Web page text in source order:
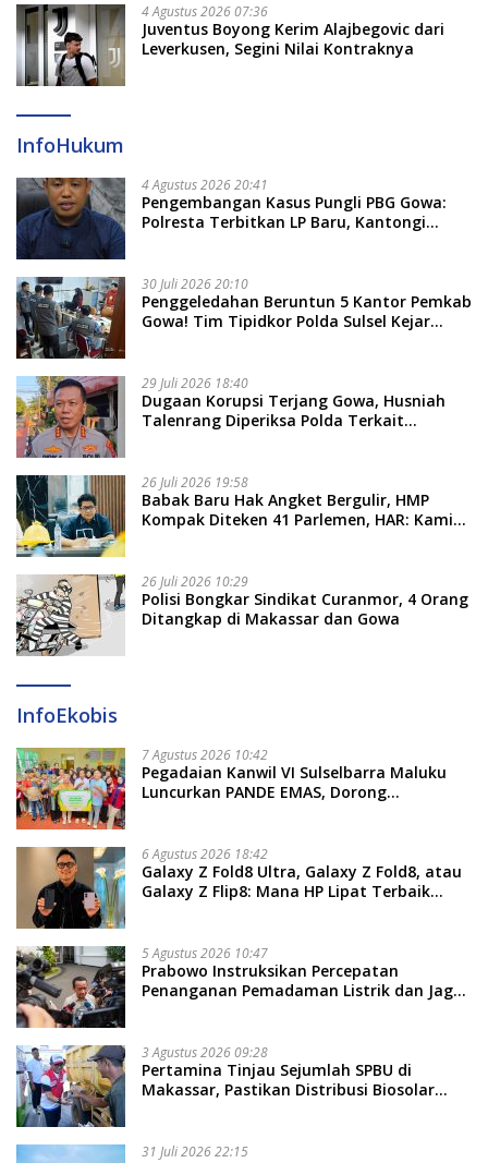
4 Agustus 2026 07:36
Juventus Boyong Kerim Alajbegovic dari
Leverkusen, Segini Nilai Kontraknya
InfoHukum
4 Agustus 2026 20:41
Pengembangan Kasus Pungli PBG Gowa:
Polresta Terbitkan LP Baru, Kantongi
30 Juli 2026 20:10
Penggeledahan Beruntun 5 Kantor Pemkab
Gowa! Tim Tipidkor Polda Sulsel Kejar
29 Juli 2026 18:40
Dugaan Korupsi Terjang Gowa, Husniah
Talenrang Diperiksa Polda Terkait
26 Juli 2026 19:58
​Babak Baru Hak Angket Bergulir, HMP
Kompak Diteken 41 Parlemen, HAR: Kami
26 Juli 2026 10:29
Polisi Bongkar Sindikat Curanmor, 4 Orang
Ditangkap di Makassar dan Gowa
InfoEkobis
7 Agustus 2026 10:42
Pegadaian Kanwil VI Sulselbarra Maluku
Luncurkan PANDE EMAS, Dorong
6 Agustus 2026 18:42
Galaxy Z Fold8 Ultra, Galaxy Z Fold8, atau
Galaxy Z Flip8: Mana HP Lipat Terbaik
5 Agustus 2026 10:47
Prabowo Instruksikan Percepatan
Penanganan Pemadaman Listrik dan Jaga
3 Agustus 2026 09:28
Pertamina Tinjau Sejumlah SPBU di
Makassar, Pastikan Distribusi Biosolar
31 Juli 2026 22:15